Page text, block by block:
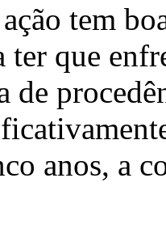
tem
ter que
de
anos, a